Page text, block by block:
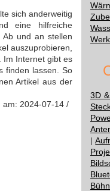
sich anderweitig
eine hilfreiche
Ab und an stellen
auszuprobieren,
Im Internet gibt es
finden lassen. So
Artikel aus der
am: 2024-07-14 /
3D
|